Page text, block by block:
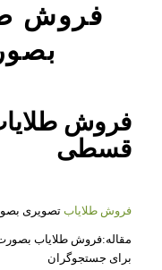
فروش
فروش
قسطی
فروش طلایابتصویری
مقاله:فروش طلایاب
برای جستجوگران